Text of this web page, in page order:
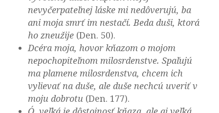
nevyčerpateľnej láske mi nedôverujú, ba
ani moja smrť im nestačí. Beda duši, ktorá
ho zneužije (Den. 50).
Dcéra moja, hovor kňazom o mojom
nepochopiteľnom milosrdenstve. Spaľujú
ma plamene milosrdenstva, chcem ich
vylievať na duše, ale duše nechcú uveriť v
moju dobrotu (Den. 177).